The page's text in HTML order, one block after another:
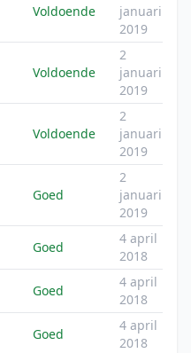
Voldoende
januari
2019
Voldoende
2
januari
2019
Voldoende
2
januari
2019
Goed
2
januari
2019
Goed
4 april
2018
Goed
4 april
2018
Goed
4 april
2018